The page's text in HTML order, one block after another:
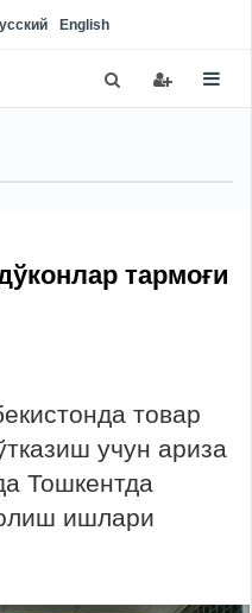
English
тармоғи
товар
учун ариза
Тошкентда
ишлари